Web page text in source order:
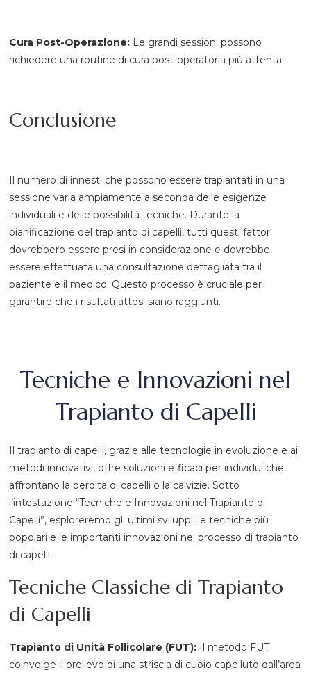
Cura Post-Operazione: Le grandi sessioni possono
richiedere una routine di cura post-operatoria più attenta.
Conclusione
Il numero di innesti che possono essere trapiantati in una
sessione varia ampiamente a seconda delle esigenze
individuali e delle possibilità tecniche. Durante la
pianificazione del trapianto di capelli, tutti questi fattori
dovrebbero essere presi in considerazione e dovrebbe
essere effettuata una consultazione dettagliata tra il
paziente e il medico. Questo processo è cruciale per
garantire che i risultati attesi siano raggiunti.
Tecniche e Innovazioni nel
Trapianto di Capelli
Il trapianto di capelli, grazie alle tecnologie in evoluzione e ai
metodi innovativi, offre soluzioni efficaci per individui che
affrontano la perdita di capelli o la calvizie. Sotto
l’intestazione “Tecniche e Innovazioni nel Trapianto di
Capelli”, esploreremo gli ultimi sviluppi, le tecniche più
popolari e le importanti innovazioni nel processo di trapianto
di capelli.
Tecniche Classiche di Trapianto
di Capelli
Trapianto di Unità Follicolare (FUT):
Il metodo FUT
coinvolge il prelievo di una striscia di cuoio capelluto dall’area